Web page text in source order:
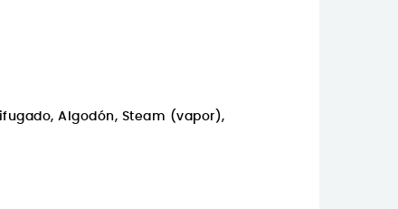
Algodón, Steam (vapor),